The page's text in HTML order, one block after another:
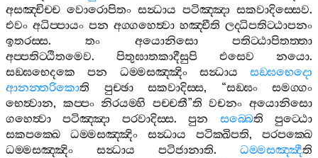
අසඤ‍්චිච‍්ච වොරොපිතං සන්‍ධාය පටිඤ‍්ඤා සකවාදිස‍්සෙව.
එවං අධිප‍්පායං පන අග‍්ගහෙත්‍වා හඤ‍්චීති ලද‍්ධිපතිට‍්ඨාපනං
ඉතරස‍්ස.තං අයොනිසො
පතිට‍්ඨාපිතත‍්තා
අප‍්පතිට‍්ඨිතමෙව. පිතුඝාතකාදීසුපි එසෙව නයො.
සඞ‍්ඝභෙදකෙ
පන ධම‍්මසඤ‍්ඤිං සන්‍ධාය
සඞ‍්ඝභෙදො
ආනන‍්තරිකොති පුච‍්ඡා සකවාදිස‍්ස, “සඞ‍්ඝං
සමග‍්ගං
භෙත්‍වාන, කප‍්පං නිරයම‍්හි පච‍්චතී”ති වචනං අයොනිසො
ගහෙත්‍වා
පටිඤ‍්ඤා පරවාදිස‍්ස.පුන සබ‍්බෙති
පුට‍්ඨො
සකපක‍්ඛෙ
ධම‍්මසඤ‍්ඤිං සන්‍ධාය පටික‍්ඛිපති, පරපක‍්ඛෙ
ධම‍්මසඤ‍්ඤිං
සන්‍ධාය පටිජානාති. ධම‍්මසඤ‍්ඤීති